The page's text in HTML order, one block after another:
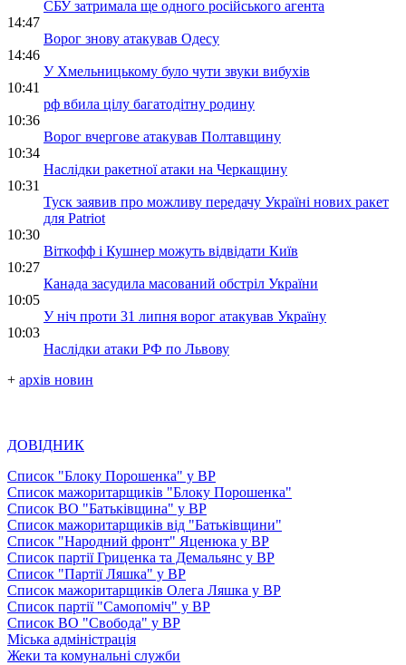
СБУ затримала ще одного російського агента
14:47
Ворог знову атакував Одесу
14:46
У Хмельницькому було чути звуки вибухів
10:41
рф вбила цілу багатодітну родину
10:36
Ворог вчергове атакував Полтавщину
10:34
Наслідки ракетної атаки на Черкащину
10:31
Туск заявив про можливу передачу Україні нових ракет
для Patriot
10:30
Віткофф і Кушнер можуть відвідати Київ
10:27
Канада засудила масований обстріл України
10:05
У ніч проти 31 липня ворог атакував Україну
10:03
Наслідки атаки РФ по Львову
+ архів новин
ДОВІДНИК
Список "Блоку Порошенка" у ВР
Список мажоритарщиків "Блоку Порошенка"
Список ВО "Батьківщина" у ВР
Список мажоритарщиків від "Батьківщини"
Список "Народний фронт" Яценюка у ВР
Список партії Гриценка та Демальянс у ВР
Список "Партії Ляшка" у ВР
Список мажоритарщиків Олега Ляшка у ВР
Список партії "Самопоміч" у ВР
Список ВО "Свобода" у ВР
Міська адміністрація
Жеки та комунальні служби